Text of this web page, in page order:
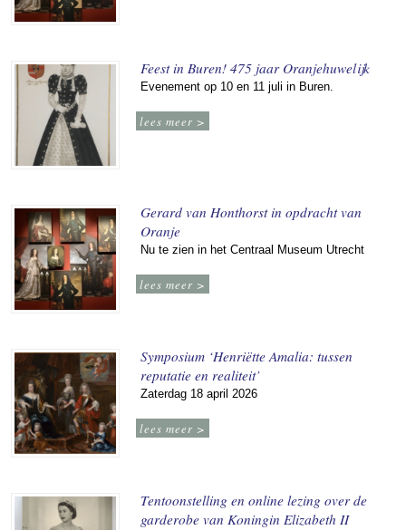
Feest in Buren! 475 jaar Oranjehuwelijk
Evenement op 10 en 11 juli in Buren.
lees meer >
Gerard van Honthorst in opdracht van
Oranje
Nu te zien in het Centraal Museum Utrecht
lees meer >
Symposium ‘Henriëtte Amalia: tussen
reputatie en realiteit’
Zaterdag 18 april 2026
lees meer >
Tentoonstelling en online lezing over de
garderobe van Koningin Elizabeth II